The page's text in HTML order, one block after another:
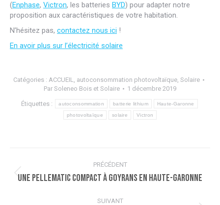
(Enphase, Victron, les batteries BYD) pour adapter notre
proposition aux caractéristiques de votre habitation.
N’hésitez pas, contactez nous ici !
En avoir plus sur l’électricité solaire
Catégories : ACCUEIL, autoconsommation photovoltaïque, Solaire
Par Soleneo Bois et Solaire 1 décembre 2019
Étiquettes : autoconsommation batterie lithium Haute-Garonne
photovoltaïque solaire Victron
article
PRÉCÉDENT
Article
:
Une Pellematic Compact à Goyrans en Haute-Garonne
SUIVANT